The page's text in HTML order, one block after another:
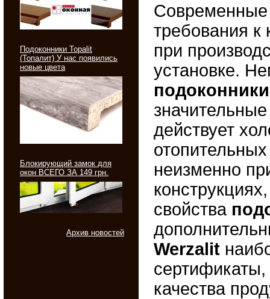
Подоконники Topalit
(Топалит) У нас появились
новые цвета
Блокирующий замок для
окон ВСЕГО ЗА 149 грн.
Архив новостей
Современные
требования
при
установке.
подоконники
действует
неизменно
свойства
Werzalit
качества